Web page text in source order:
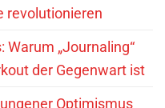
revolutionieren
Warum „Journaling“
der Gegenwart ist
Optimismus